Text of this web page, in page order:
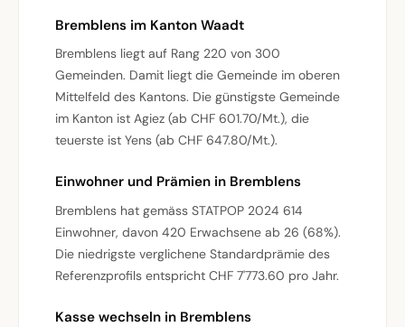
Bremblens im Kanton Waadt
Bremblens liegt auf Rang 220 von 300
Gemeinden. Damit liegt die Gemeinde im oberen
Mittelfeld des Kantons. Die günstigste Gemeinde
im Kanton ist Agiez (ab CHF 601.70/Mt.), die
teuerste ist Yens (ab CHF 647.80/Mt.).
Einwohner und Prämien in Bremblens
Bremblens hat gemäss STATPOP 2024 614
Einwohner, davon 420 Erwachsene ab 26 (68%).
Die niedrigste verglichene Standardprämie des
Referenzprofils entspricht CHF 7'773.60 pro Jahr.
Kasse wechseln in Bremblens